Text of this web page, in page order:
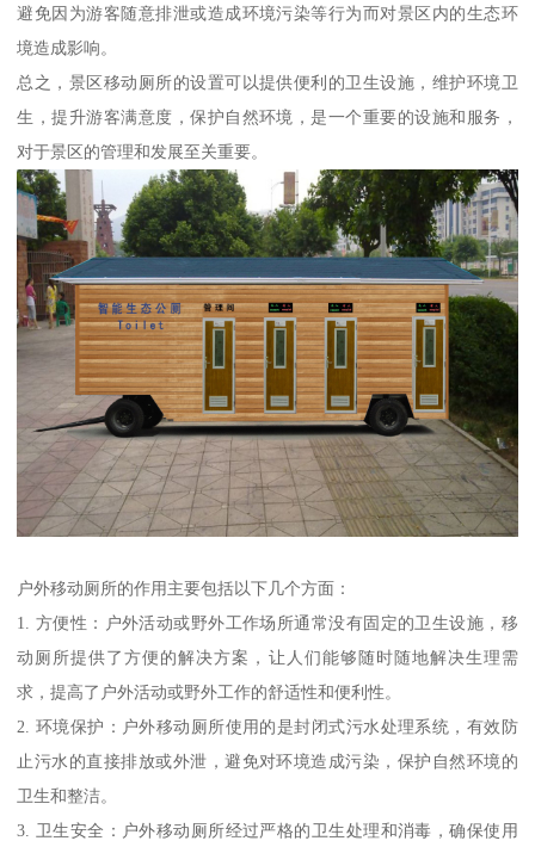
避免因为游客随意排泄或造成环境污染等行为而对景区内的生态环
境造成影响。
总之，景区移动厕所的设置可以提供便利的卫生设施，维护环境卫
生，提升游客满意度，保护自然环境，是一个重要的设施和服务，
对于景区的管理和发展至关重要。
户外移动厕所的作用主要包括以下几个方面：
1. 方便性：户外活动或野外工作场所通常没有固定的卫生设施，移
动厕所提供了方便的解决方案，让人们能够随时随地解决生理需
求，提高了户外活动或野外工作的舒适性和便利性。
2. 环境保护：户外移动厕所使用的是封闭式污水处理系统，有效防
止污水的直接排放或外泄，避免对环境造成污染，保护自然环境的
卫生和整洁。
3. 卫生安全：户外移动厕所经过严格的卫生处理和消毒，确保使用